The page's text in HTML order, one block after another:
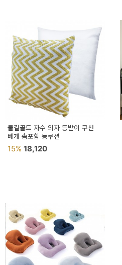
그
커
튼/
블
라
드
예
베
스
물결골드 자수 의자 등받이 쿠션
베개 솜포함 등쿠션
15% 18,120